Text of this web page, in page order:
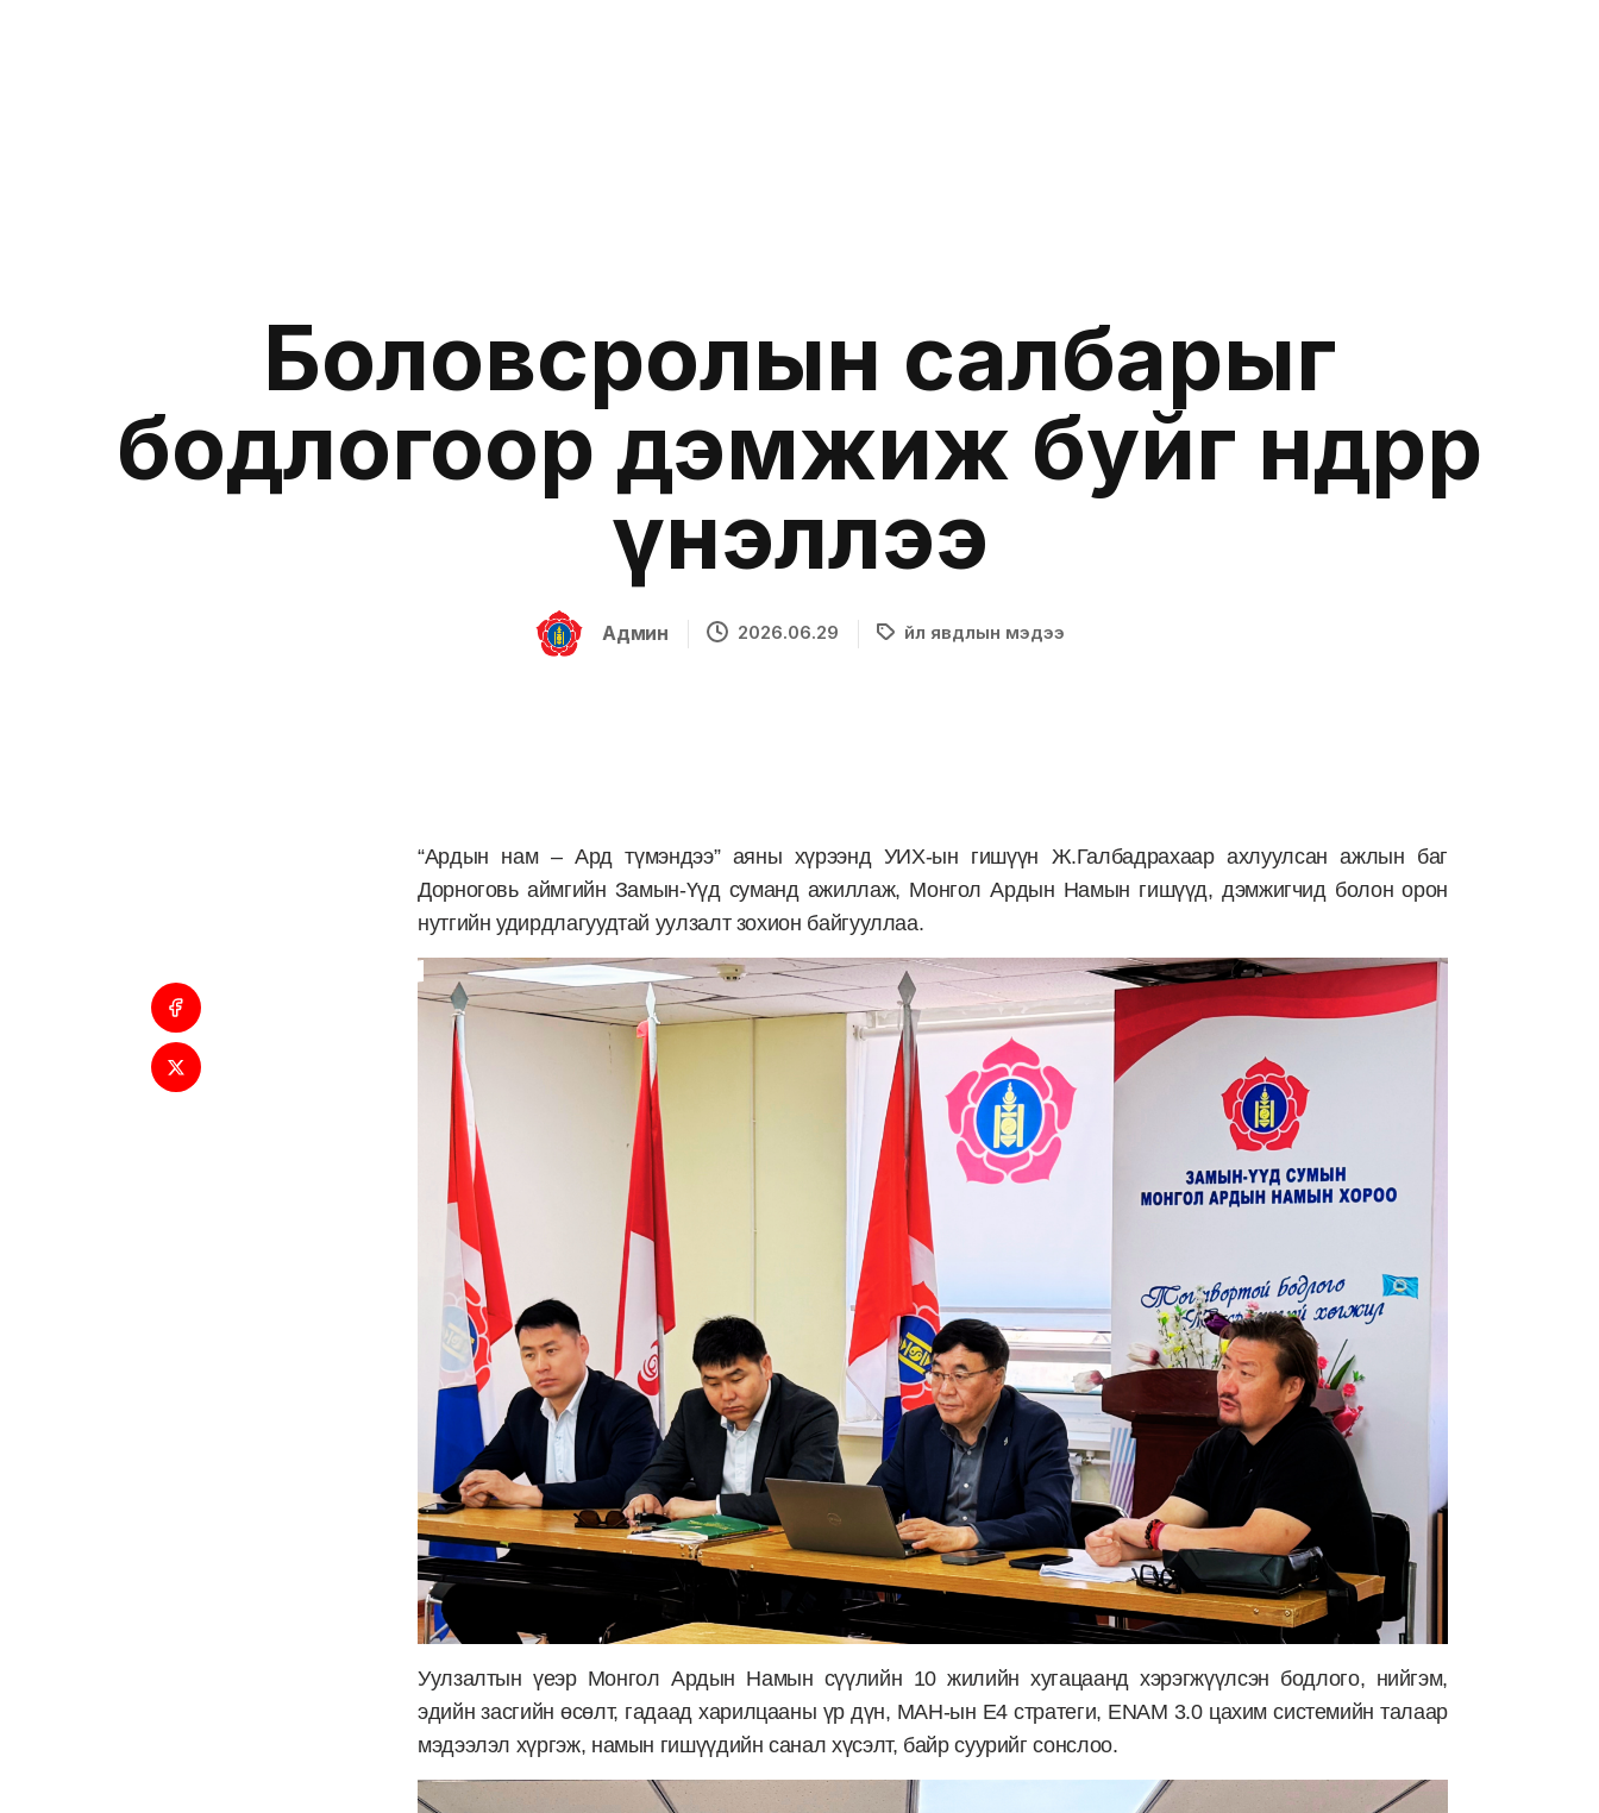
Боловсролын салбарыг
бодлогоор дэмжиж буйг өндрөөр
үнэллээ
Админ 2026.06.29 Үйл явдлын мэдээ
“Ардын нам – Ард түмэндээ” аяны хүрээнд УИХ-ын гишүүн Ж.Галбадрахаар ахлуулсан ажлын баг
Дорноговь аймгийн Замын-Үүд суманд ажиллаж, Монгол Ардын Намын гишүүд, дэмжигчид болон орон
нутгийн удирдлагуудтай уулзалт зохион байгууллаа.
Уулзалтын үеэр Монгол Ардын Намын сүүлийн 10 жилийн хугацаанд хэрэгжүүлсэн бодлого, нийгэм,
эдийн засгийн өсөлт, гадаад харилцааны үр дүн, МАН-ын E4 стратеги, ENAM 3.0 цахим системийн талаар
мэдээлэл хүргэж, намын гишүүдийн санал хүсэлт, байр суурийг сонслоо.